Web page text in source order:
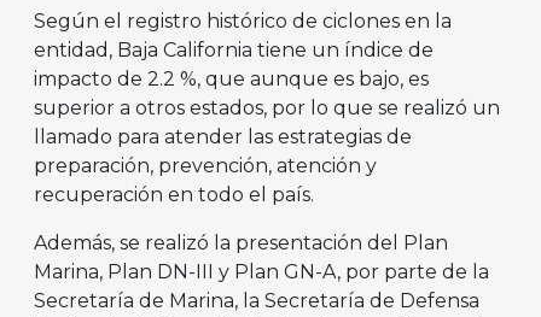
Según el registro histórico de ciclones en la
entidad, Baja California tiene un índice de
impacto de 2.2 %, que aunque es bajo, es
superior a otros estados, por lo que se realizó un
llamado para atender las estrategias de
preparación, prevención, atención y
recuperación en todo el país.
Además, se realizó la presentación del Plan
Marina, Plan DN-III y Plan GN-A, por parte de la
Secretaría de Marina, la Secretaría de Defensa